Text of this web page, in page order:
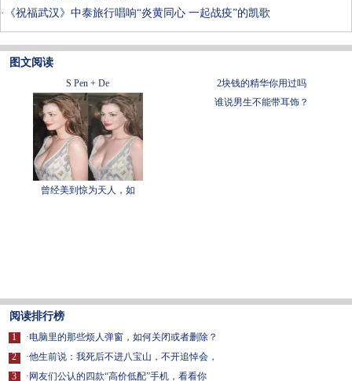
·
《祝福武汉》中泰旅行唱响“炎黄同心 一起战疫”的凯歌
图文阅读
S Pen + De 2块钱的精华你用过吗
曾经美到惊为天人，如
谁说男生不能带耳饰？
阅读排行榜
1
2
3
·电脑里的那些烦人弹窗，如何关闭或者删除？
·他生前说：我死后不进八宝山，不开追悼会，
· 网友们公认的四款“高价低配”手机，看看你